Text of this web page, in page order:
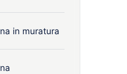
in muratura